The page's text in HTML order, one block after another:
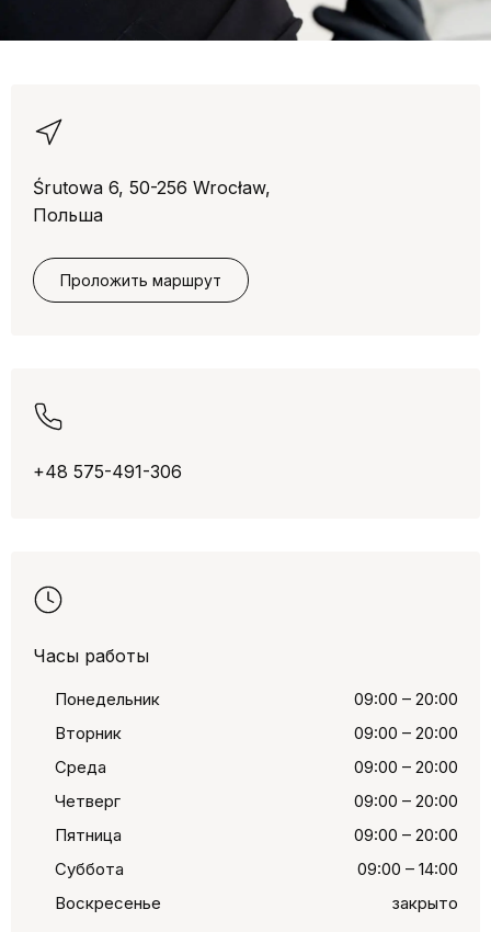
Śrutowa 6, 50-256 Wrocław,
Польша
Проложить маршрут
+48 575-491-306
Часы работы
Понедельник
09:00 – 20:00
Вторник
09:00 – 20:00
Среда
09:00 – 20:00
Четверг
09:00 – 20:00
Пятница
09:00 – 20:00
Суббота
09:00 – 14:00
Воскресенье
закрыто